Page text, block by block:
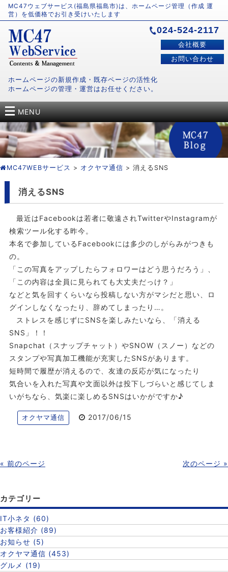
MC47ウェブサービス(福島県福島市)は、ホームページ管理（作成 運
営）を低価格でお引き受けいたします
ホームページの新規作成・既存ページの活性化
ホームページの管理・運営はお任せください。
024-524-2117
会社概要
お問い合わせ
MENU
MC47WEBサービス > オクヤマ通信 > 消えるSNS
消えるSNS
最近はFacebookは若者に敬遠されTwitterやInstagramが
検索ツール化する昨今。
本名で参加しているFacebookには多少のしがらみがつきも
の。
「この写真をアップしたらフォロワーはどう思うだろう」、
「この内容は全員に見られても大丈夫だっけ？」
などと気を回すくらいなら投稿しない方がマシだと思い、ロ
グインしなくなったり、辞めてしまったり…。
ストレスを感じずにSNSを楽しみたいなら、「消える
SNS」！！
Snapchat（スナップチャット）やSNOW（スノー）などの
スタンプや写真加工機能が充実したSNSがあります。
短時間で履歴が消えるので、友達の反応が気になったり
気合いを入れた写真や文面以外は投下しづらいと感じてしま
いがちなら、気楽に楽しめるSNSはいかがですか♪
オクヤマ通信 2017/06/15
« 前のページ 次のページ »
カテゴリー
IT小ネタ (60)
お客様紹介 (89)
お知らせ (5)
オクヤマ通信 (453)
グルメ (19)